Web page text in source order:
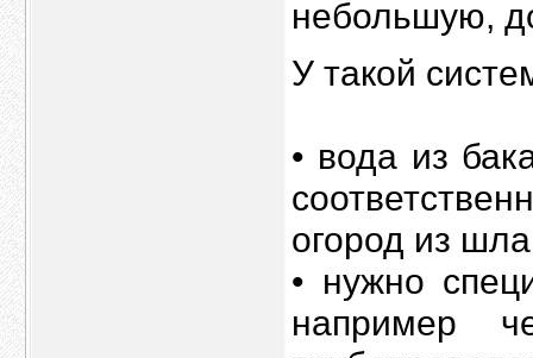
небольшую,
У такой
• вода из
огород из
• нужно
например